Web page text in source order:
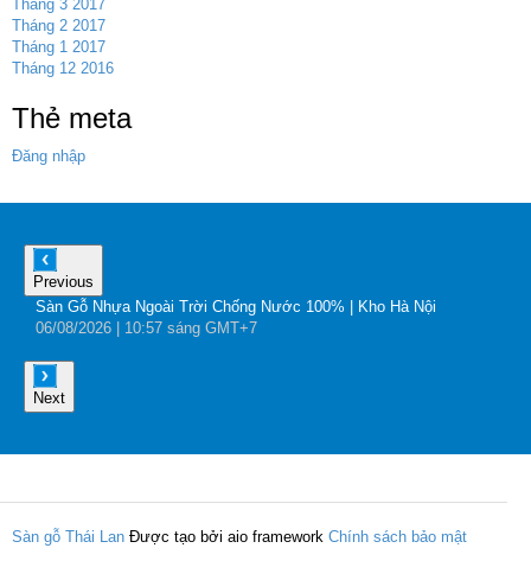
Tháng 3 2017
Tháng 2 2017
Tháng 1 2017
Tháng 12 2016
Thẻ meta
Đăng nhập
Previous
Sàn Gỗ Nhựa Ngoài Trời Chống Nước 100% | Kho Hà Nội
06/08/2026 | 10:57 sáng GMT+7
Next
Sàn gỗ Thái Lan Được tạo bởi aio framework Chính sách bảo mật